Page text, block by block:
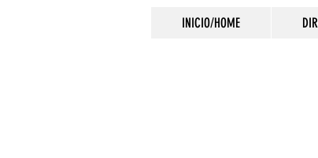
INICIO/HOME